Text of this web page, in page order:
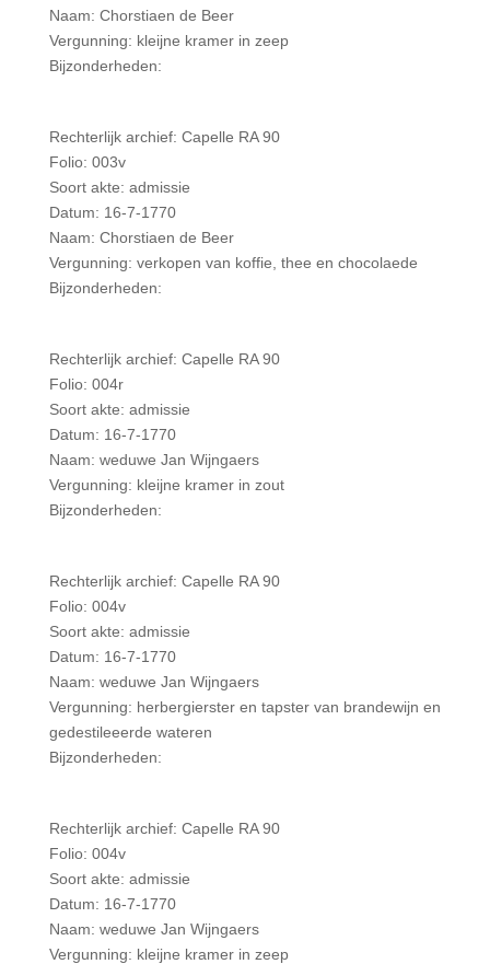
Naam: Chorstiaen de Beer
Vergunning: kleijne kramer in zeep
Bijzonderheden:
Rechterlijk archief: Capelle RA 90
Folio: 003v
Soort akte: admissie
Datum: 16-7-1770
Naam: Chorstiaen de Beer
Vergunning: verkopen van koffie, thee en chocolaede
Bijzonderheden:
Rechterlijk archief: Capelle RA 90
Folio: 004r
Soort akte: admissie
Datum: 16-7-1770
Naam: weduwe Jan Wijngaers
Vergunning: kleijne kramer in zout
Bijzonderheden:
Rechterlijk archief: Capelle RA 90
Folio: 004v
Soort akte: admissie
Datum: 16-7-1770
Naam: weduwe Jan Wijngaers
Vergunning: herbergierster en tapster van brandewijn en
gedestileeerde wateren
Bijzonderheden:
Rechterlijk archief: Capelle RA 90
Folio: 004v
Soort akte: admissie
Datum: 16-7-1770
Naam: weduwe Jan Wijngaers
Vergunning: kleijne kramer in zeep